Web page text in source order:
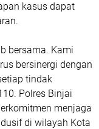
kasus dapat
bersama. Kami
bersinergi dengan
tindak
Polres Binjai
menjaga
di wilayah Kota